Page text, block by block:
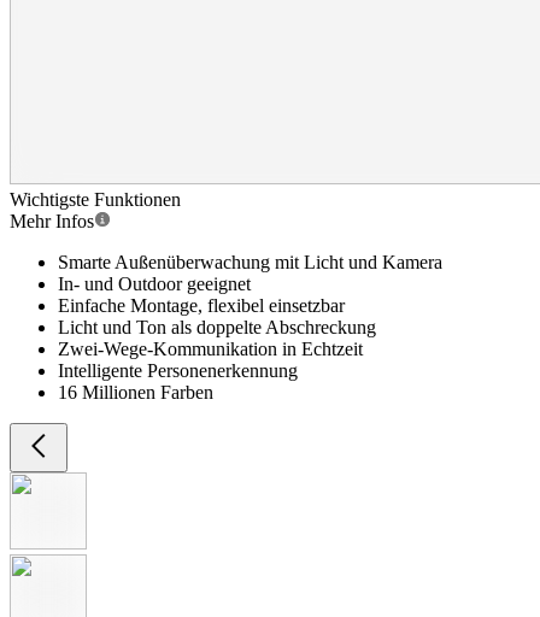
Wichtigste Funktionen
Mehr Infos
Smarte Außenüberwachung mit Licht und Kamera
In- und Outdoor geeignet
Einfache Montage, flexibel einsetzbar
Licht und Ton als doppelte Abschreckung
Zwei-Wege-Kommunikation in Echtzeit
Intelligente Personenerkennung
16 Millionen Farben